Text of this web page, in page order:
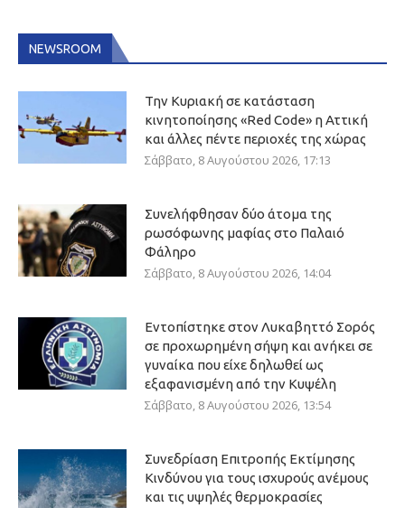
NEWSROOM
Την Κυριακή σε κατάσταση
κινητοποίησης «Red Code» η Αττική
και άλλες πέντε περιοχές της χώρας
Σάββατο, 8 Αυγούστου 2026, 17:13
Συνελήφθησαν δύο άτομα της
ρωσόφωνης μαφίας στο Παλαιό
Φάληρο
Σάββατο, 8 Αυγούστου 2026, 14:04
Εντοπίστηκε στον Λυκαβηττό Σορός
σε προχωρημένη σήψη και ανήκει σε
γυναίκα που είχε δηλωθεί ως
εξαφανισμένη από την Κυψέλη
Σάββατο, 8 Αυγούστου 2026, 13:54
Συνεδρίαση Επιτροπής Εκτίμησης
Κινδύνου για τους ισχυρούς ανέμους
και τις υψηλές θερμοκρασίες